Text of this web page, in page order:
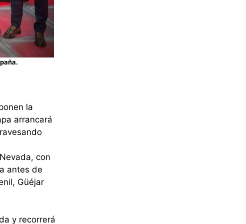
la
arrancará
con
antes de
Güéjar
y recorrerá